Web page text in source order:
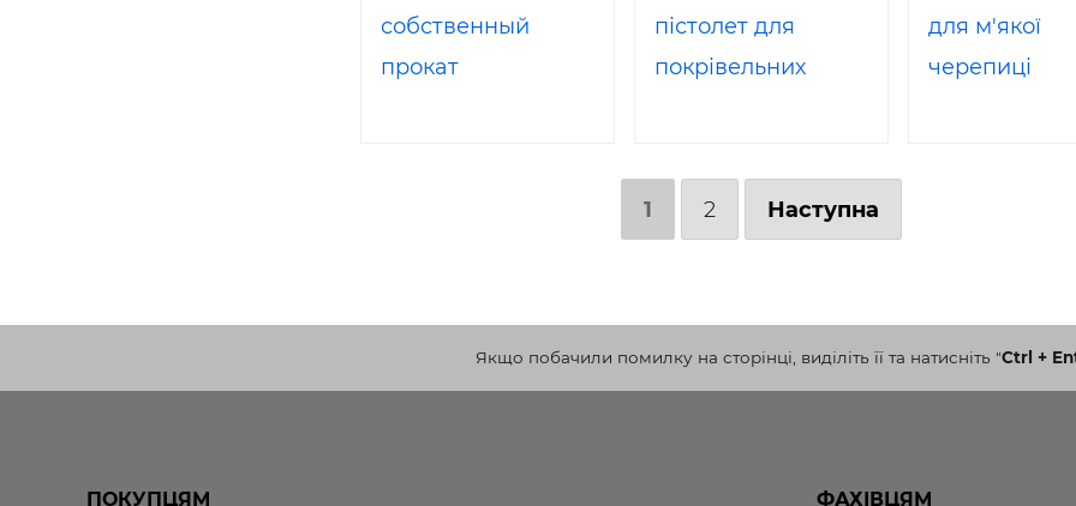
собственный
прокат
пістолет для
покрівельних
для м'якої
черепиці
1 2 Наступна
Якщо побачили помилку на сторінці, виділіть її та натисніть "Ctrl +
ПОКУПЦЯМ ФАХІВЦЯМ